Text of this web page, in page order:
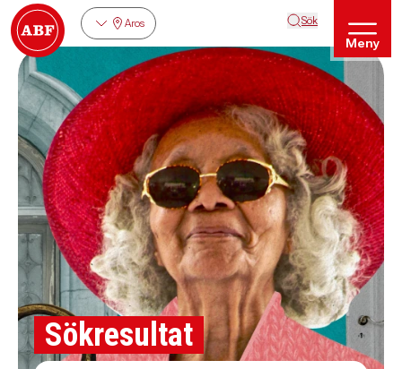
Aros Sök
Meny
Sökresultat